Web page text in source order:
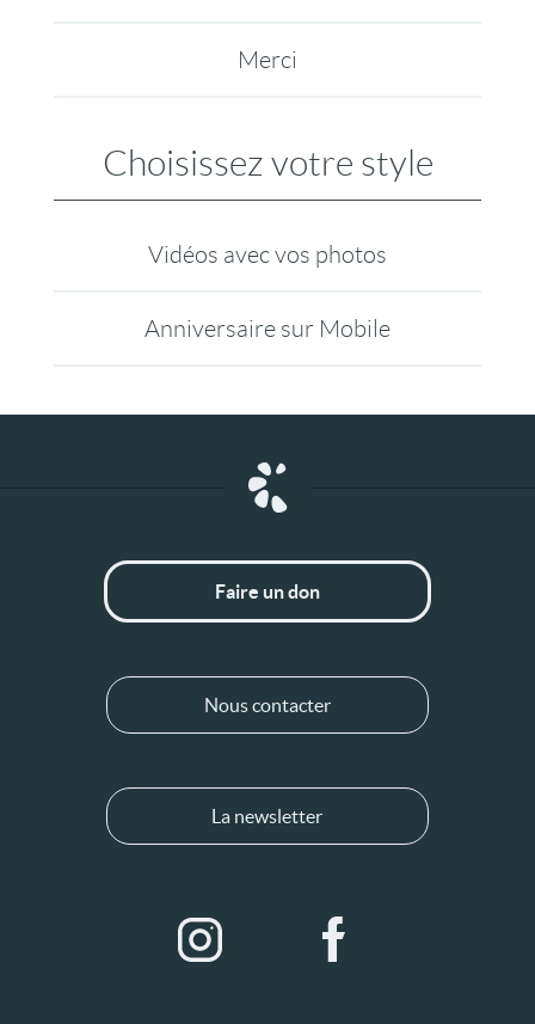
Merci
Choisissez votre style
Vidéos avec vos photos
Anniversaire sur Mobile
Faire un don
Nous contacter
La newsletter